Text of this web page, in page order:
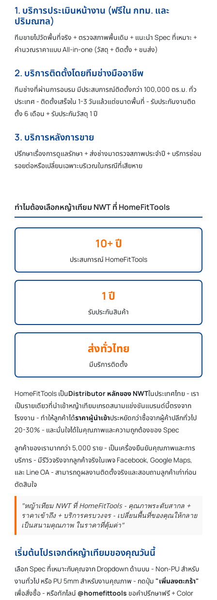
1. บริการประเมินหน้างาน (ฟรีใน กทม. และ
ปริมณฑล)
ทีมขายไปวัดพื้นที่จริง + ตรวจสภาพพื้นเดิม + แนะนำ Spec ที่เหมาะ +
คำนวณราคาแบบ All-in-one (วัสดุ + ติดตั้ง + ขนส่ง)
2. บริการติดตั้งโดยทีมช่างมืออาชีพ
ทีมช่างที่ผ่านการอบรม มีประสบการณ์ติดตั้งกว่า 100,000 ตร.ม. ทั่ว
ประเทศ - ติดตั้งเสร็จใน 1-3 วันแล้วแต่ขนาดพื้นที่ - รับประกันงานติด
ตั้ง 6 เดือน + รับประกันวัสดุ 1 ปี
3. บริการหลังการขาย
ปรึกษาเรื่องการดูแลรักษา + ส่งช่างมาตรวจสภาพประจำปี + บริการซ่อม
รอยต่อหรือเปลี่ยนเฉพาะบริเวณในกรณีที่เสียหาย
ทำไมต้องเลือกหญ้าเทียม NWT ที่ HomeFitTools
10+ ปี
ประสบการณ์ HomeFitTools
1 ปี
รับประกันสินค้า
ส่งทั่วไทย
มีบริการติดตั้ง
HomeFitTools เป็นDistributor หลักของ NWTในประเทศไทย - เรา
เป็นรายเดียวที่นำเข้าหญ้าเทียมเกรดสนามแข่งขันแบรนด์นี้ตรงจาก
โรงงาน - ทำให้ลูกค้าได้ราคาผู้นำเข้าประหยัดกว่าซื้อจากผู้ค้าปลีกทั่วไป
20-30% - และมั่นใจได้ในคุณภาพและความถูกต้องของ Spec
ลูกค้าของเรามากกว่า 5,000 ราย - เป็นเครื่องยืนยันคุณภาพและการ
บริการ - มีรีวิวจริงจากลูกค้าจริงในเพจ Facebook, Google Maps,
และ Line OA - สามารถดูผลงานติดตั้งจริงและสอบถามลูกค้าเก่าก่อน
ตัดสินใจ
"หญ้าเทียม NWT ที่ HomeFitTools - คุณภาพระดับสากล +
ราคาเข้าถึง + บริการครบวงจร - เปลี่ยนพื้นที่ของคุณให้กลาย
เป็นสนามคุณภาพ ในราคาที่คุ้มค่า"
เริ่มต้นโปรเจกต์หญ้าเทียมของคุณวันนี้
เลือก Spec ที่เหมาะกับคุณจาก Dropdown ด้านบน - Non-PU สำหรับ
งานทั่วไป หรือ PU 5mm สำหรับงานคุณภาพ - กดปุ่ม "เพิ่มลงตะกร้า"
เพื่อสั่งซื้อ - หรือทักไลน์ @homefittools ขอคำปรึกษาฟรี + Color